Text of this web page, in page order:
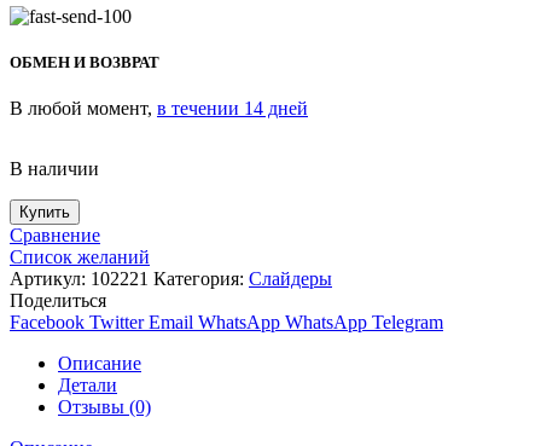
ОБМЕН И ВОЗВРАТ
В любой момент, в течении 14 дней
В наличии
Купить
Сравнение
Список желаний
Артикул: 102221 Категория: Слайдеры
Поделиться
Facebook Twitter Email WhatsApp WhatsApp Telegram
Описание
Детали
Отзывы (0)